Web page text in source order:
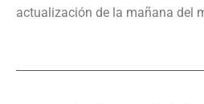
actualización de la mañana del